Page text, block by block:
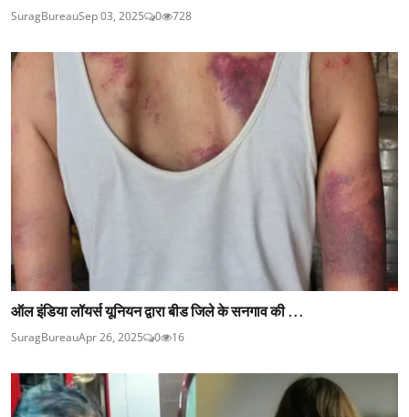
SuragBureauSep 03, 2025 0 728
ऑल इंडिया लॉयर्स यूनियन द्वारा बीड जिले के सनगाव की ...
SuragBureauApr 26, 2025 0 16